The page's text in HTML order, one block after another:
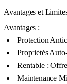
Avantages et
Avantages :
Protection
Propriétés
Rentable :
Maintenance